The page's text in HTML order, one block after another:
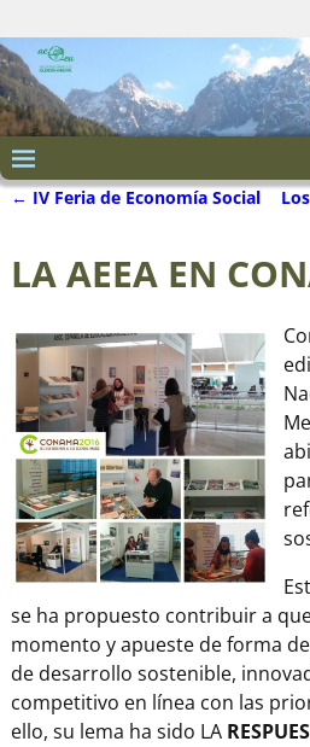
← IV Feria de Economía Social
LA AEEA EN
se ha propuesto contribuir a
momento y apueste de forma
de desarrollo sostenible,
competitivo en línea con las
ello, su lema ha sido LA